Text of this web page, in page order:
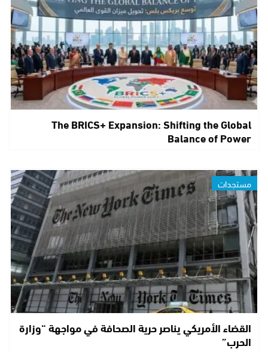
The BRICS+ Expansion: Shifting the Global
Balance of Power
مستجدات
القضاء الأمريكي يناصر حرية الصحافة في مواجهة “وزارة
الحرب”